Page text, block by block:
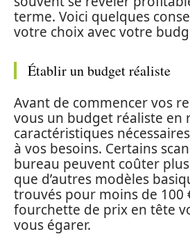
terme. Voici quelques
votre choix avec votre
Établir un budget réaliste
Avant de commencer vos
vous un budget réaliste en
caractéristiques
à vos besoins. Certains
bureau peuvent coûter
que d’autres modèles
trouvés pour moins de 100
fourchette de prix en tête
vous égarer.